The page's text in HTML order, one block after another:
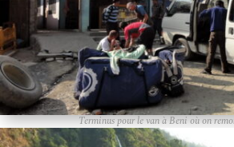
Terminus pour le van à Beni où on